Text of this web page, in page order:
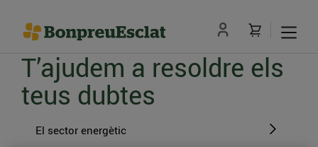
T’ajudem a resoldre els
teus dubtes
El sector energètic